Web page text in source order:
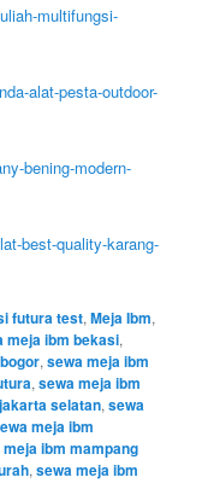
multifungsi-
alat-pesta-outdoor-
bening-modern-
best-quality-karang-
futura test,Meja Ibm,
meja ibm bekasi,
,sewa meja ibm
,sewa meja ibm
selatan,sewa
meja ibm
ibm mampang
,sewa meja ibm